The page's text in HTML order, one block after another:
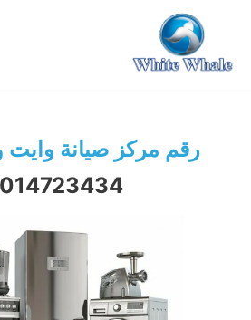
تخطى
المحتوى
رقم مركز صيانة وايت